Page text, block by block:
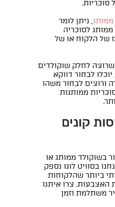
סוכריות.
, ניתן לומר
לסוכריה
של הלקוח או של
לחלק שוקולדים
לבחור דווקא
ורוצים לבחור משהו
ממותגות
קונים
בשוקולד ממותג או
בסוויט לוגו נספק
ביותר שהלקוחות
צרו איתנו
משתלמת וזמן